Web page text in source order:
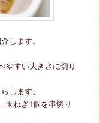
します。
やすい大きさに切り
します。
玉ねぎ1個を串切り